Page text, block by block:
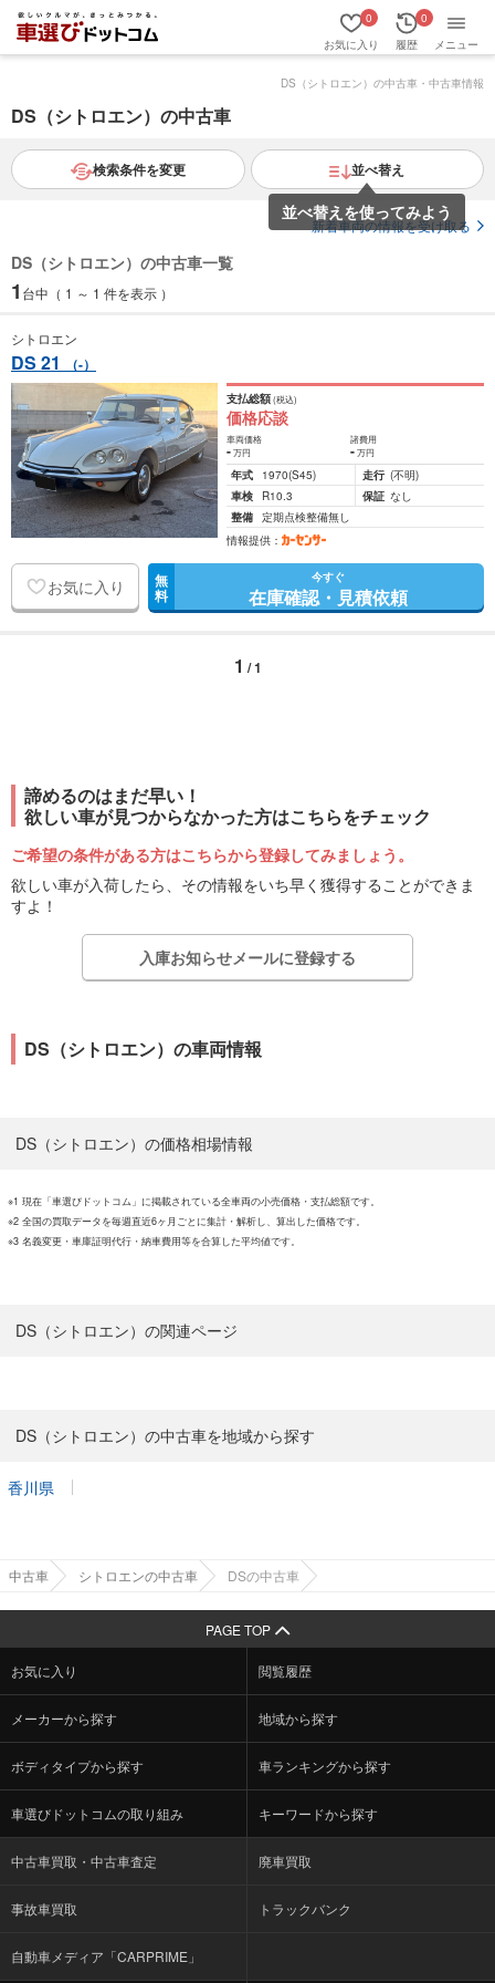
お気に入り
0
履歴
0
メニュー
DS（シトロエン）の中古車・中古車情報
DS（シトロエン）の中古車
検索条件を変更 並べ替え
並べ替えを使ってみよう
新着車両の情報を受け取る
DS（シトロエン）の中古車一覧
1 台中（ 1 ～ 1 件を表示 ）
シトロエン
DS 21 （-）
支払総額(税込)
価格応談
車両価格
-万円
諸費用
- 万円
年式 1970(S45) 走行 (不明)
車検
R10.3 保証 なし
整備 定期点検整備無し
情報提供：
お気に入り 無
料
今すぐ
在庫確認・見積依頼
1 / 1
諦めるのはまだ早い！
欲しい車が見つからなかった方はこちらをチェック
ご希望の条件がある方はこちらから登録してみましょう。
欲しい車が入荷したら、その情報をいち早く獲得することができま
すよ！
入庫お知らせメールに登録する
DS（シトロエン）の車両情報
DS（シトロエン）の価格相場情報
※1 現在「車選びドットコム」に掲載されている全車両の小売価格・支払総額です。
※2 全国の買取データを毎週直近6ヶ月ごとに集計・解析し、算出した価格です。
※3 名義変更・車庫証明代行・納車費用等を合算した平均値です。
DS（シトロエン）の関連ページ
DS（シトロエン）の中古車を地域から探す
香川県
中古車 シトロエンの中古車 DSの中古車
PAGE TOP
お気に入り 閲覧履歴
メーカーから探す 地域から探す
ボディタイプから探す 車ランキングから探す
車選びドットコムの取り組み キーワードから探す
中古車買取・中古車査定 廃車買取
事故車買取 トラックバンク
自動車メディア「CARPRIME」